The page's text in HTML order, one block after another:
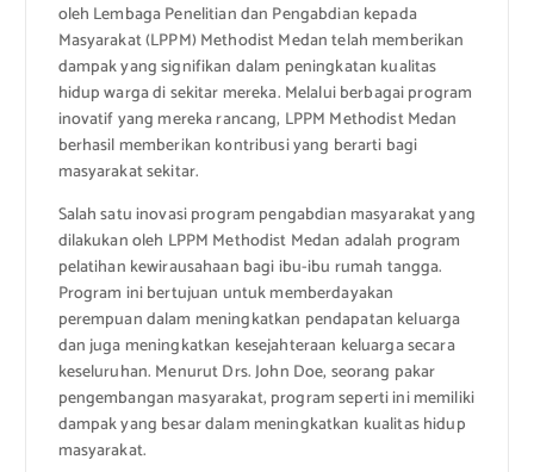
oleh Lembaga Penelitian dan Pengabdian kepada
Masyarakat (LPPM) Methodist Medan telah memberikan
dampak yang signifikan dalam peningkatan kualitas
hidup warga di sekitar mereka. Melalui berbagai program
inovatif yang mereka rancang, LPPM Methodist Medan
berhasil memberikan kontribusi yang berarti bagi
masyarakat sekitar.
Salah satu inovasi program pengabdian masyarakat yang
dilakukan oleh LPPM Methodist Medan adalah program
pelatihan kewirausahaan bagi ibu-ibu rumah tangga.
Program ini bertujuan untuk memberdayakan
perempuan dalam meningkatkan pendapatan keluarga
dan juga meningkatkan kesejahteraan keluarga secara
keseluruhan. Menurut Drs. John Doe, seorang pakar
pengembangan masyarakat, program seperti ini memiliki
dampak yang besar dalam meningkatkan kualitas hidup
masyarakat.